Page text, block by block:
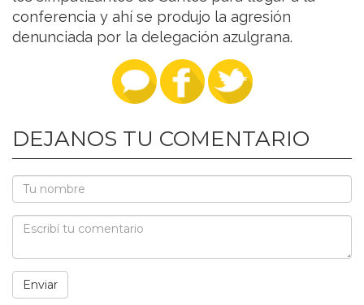
conferencia y ahí se produjo la agresión
denunciada por la delegación azulgrana.
DEJANOS TU COMENTARIO